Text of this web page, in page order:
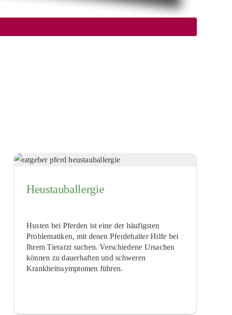
Heustauballergie
Husten bei Pferden ist eine der häufigsten
Problematiken, mit denen Pferdehalter Hilfe bei
Ihrem Tierarzt suchen. Verschiedene Ursachen
können zu dauerhaften und schweren
Krankheitssymptomen führen.